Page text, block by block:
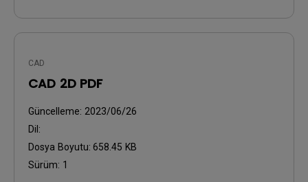
CAD
CAD 2D PDF
Güncelleme: 2023/06/26
Dil:
Dosya Boyutu: 658.45 KB
Sürüm: 1